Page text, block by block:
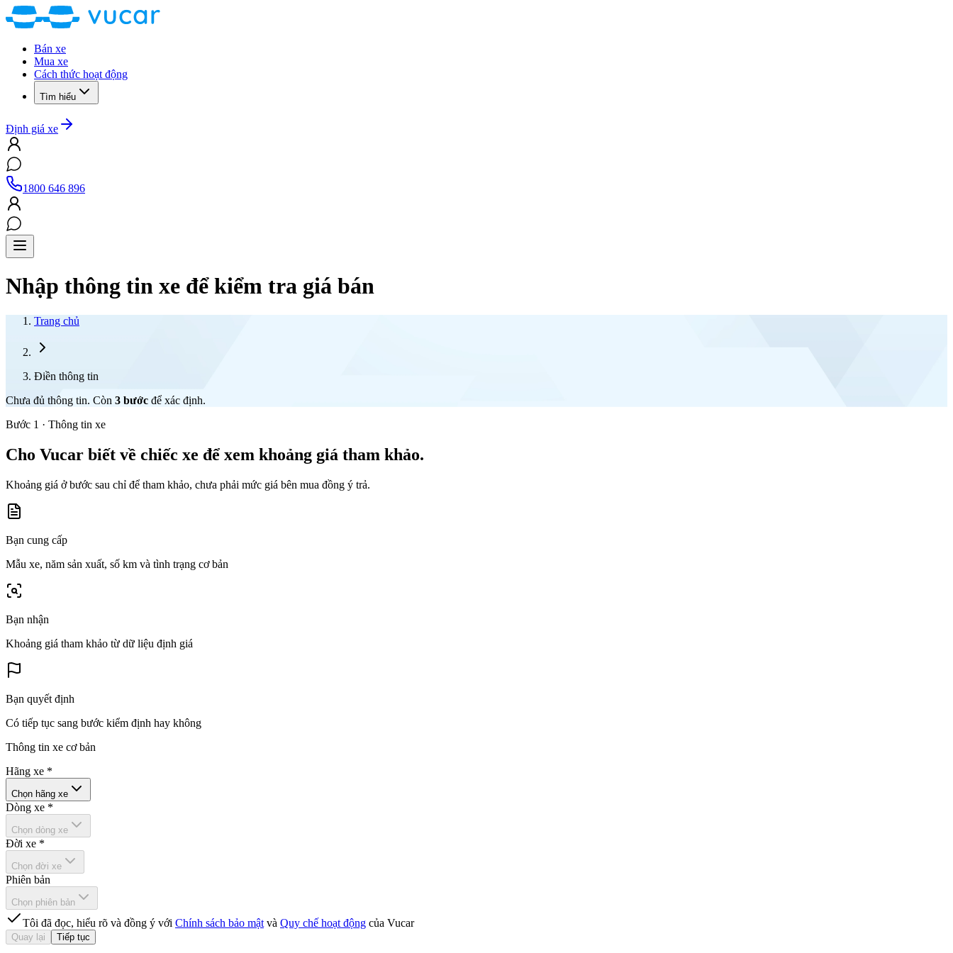
Bán xe
Mua xe
Cách thức hoạt động
Tìm hiểu
Định giá xe
1800 646 896
Nhập thông tin xe để kiểm tra giá bán
Trang chủ
Điền thông tin
Chưa đủ thông tin. Còn 3 bước để xác định.
Bước 1 · Thông tin xe
Cho Vucar biết về chiếc xe để xem khoảng giá tham khảo.
Khoảng giá ở bước sau chỉ để tham khảo, chưa phải mức giá bên mua đồng ý trả.
Bạn cung cấp
Mẫu xe, năm sản xuất, số km và tình trạng cơ bản
Bạn nhận
Khoảng giá tham khảo từ dữ liệu định giá
Bạn quyết định
Có tiếp tục sang bước kiểm định hay không
Thông tin xe cơ bản
Hãng xe *
Chọn hãng xe
Dòng xe *
Chọn dòng xe
Đời xe *
Chọn đời xe
Phiên bản
Chọn phiên bản
Tôi đã đọc, hiểu rõ và đồng ý với Chính sách bảo mật và Quy chế hoạt động của Vucar
Quay lại Tiếp tục